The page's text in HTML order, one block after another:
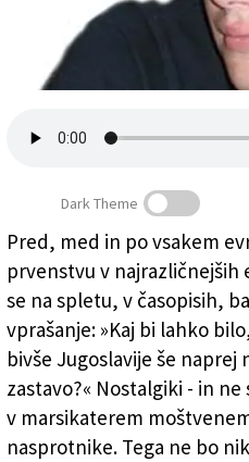
Zadruga PD
HRVAŠKA V FINALU -
(Albert Voncina)
Dark Theme
Pred, med in po vsakem
prvenstvu v
se na spletu, v časopisih,
vprašanje: »Kaj bi lahko
bivše Jugoslavije še naprej
zastavo?« Nostalgiki - in
v marsikaterem
nasprotnike. Tega ne bo